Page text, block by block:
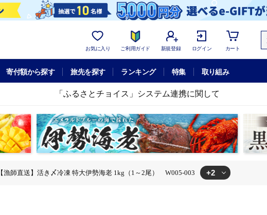
お気に入り ご利用ガイド 新規登録 ログイン カート
寄付額から探す 旅先を探す ランキング 特集 取り組み
「ふるさとチョイス」システム連携に関して
【漁師直送】活き〆冷凍 特大伊勢海老 1kg（1～2尾） W005-003 +2